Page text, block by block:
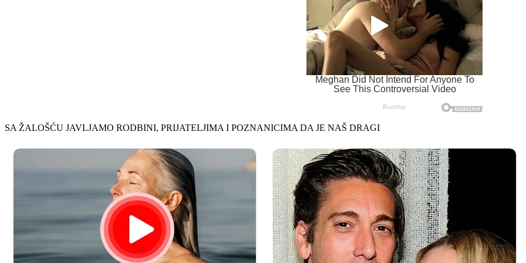
SA ŽALOŠĆU JAVLJAMO RODBINI, PRIJATELJIMA I POZNANICIMA DA JE NAŠ DRAGI